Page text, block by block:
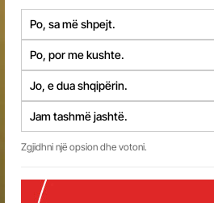
Po, sa më shpejt.
Po, por me kushte.
Jo, e dua shqipërin.
Jam tashmë jashtë.
Zgjidhni një opsion dhe votoni.